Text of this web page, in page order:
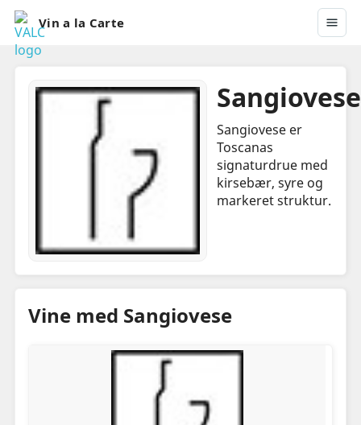
Vin a la Carte
Sangiovese
Sangiovese er
Toscanas
signaturdrue med
kirsebær, syre og
markeret struktur.
Vine med Sangiovese